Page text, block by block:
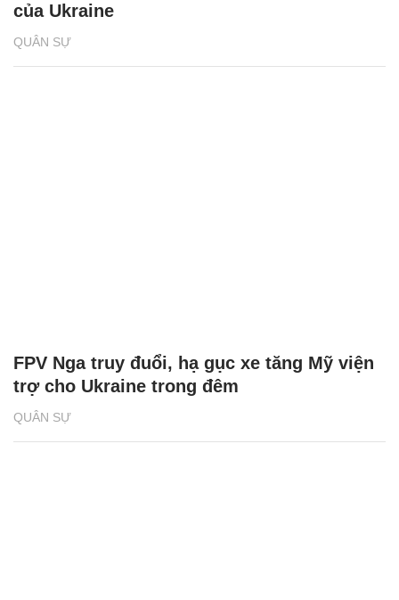
QUÂN SỰ
của Ukraine
QUÂN SỰ
FPV Nga truy đuổi, hạ gục xe tăng Mỹ viện
trợ cho Ukraine trong đêm